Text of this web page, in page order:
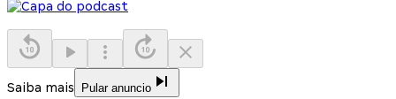
Saiba mais Pular anuncio